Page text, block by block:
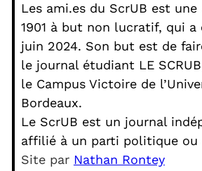
Les ami.es du ScrUB est
1901 à but non lucratif, qui a
juin 2024. Son but est de
le journal étudiant LE
le Campus Victoire de
Bordeaux.
Le ScrUB est un journal
affilié à un parti politique ou
Site par Nathan Rontey